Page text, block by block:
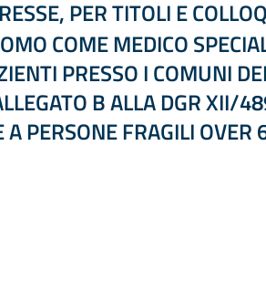
PER TITOLI E
COME MEDICO
PRESSO I COMUNI
B ALLA DGR XII/
PERSONE FRAGILI OVER